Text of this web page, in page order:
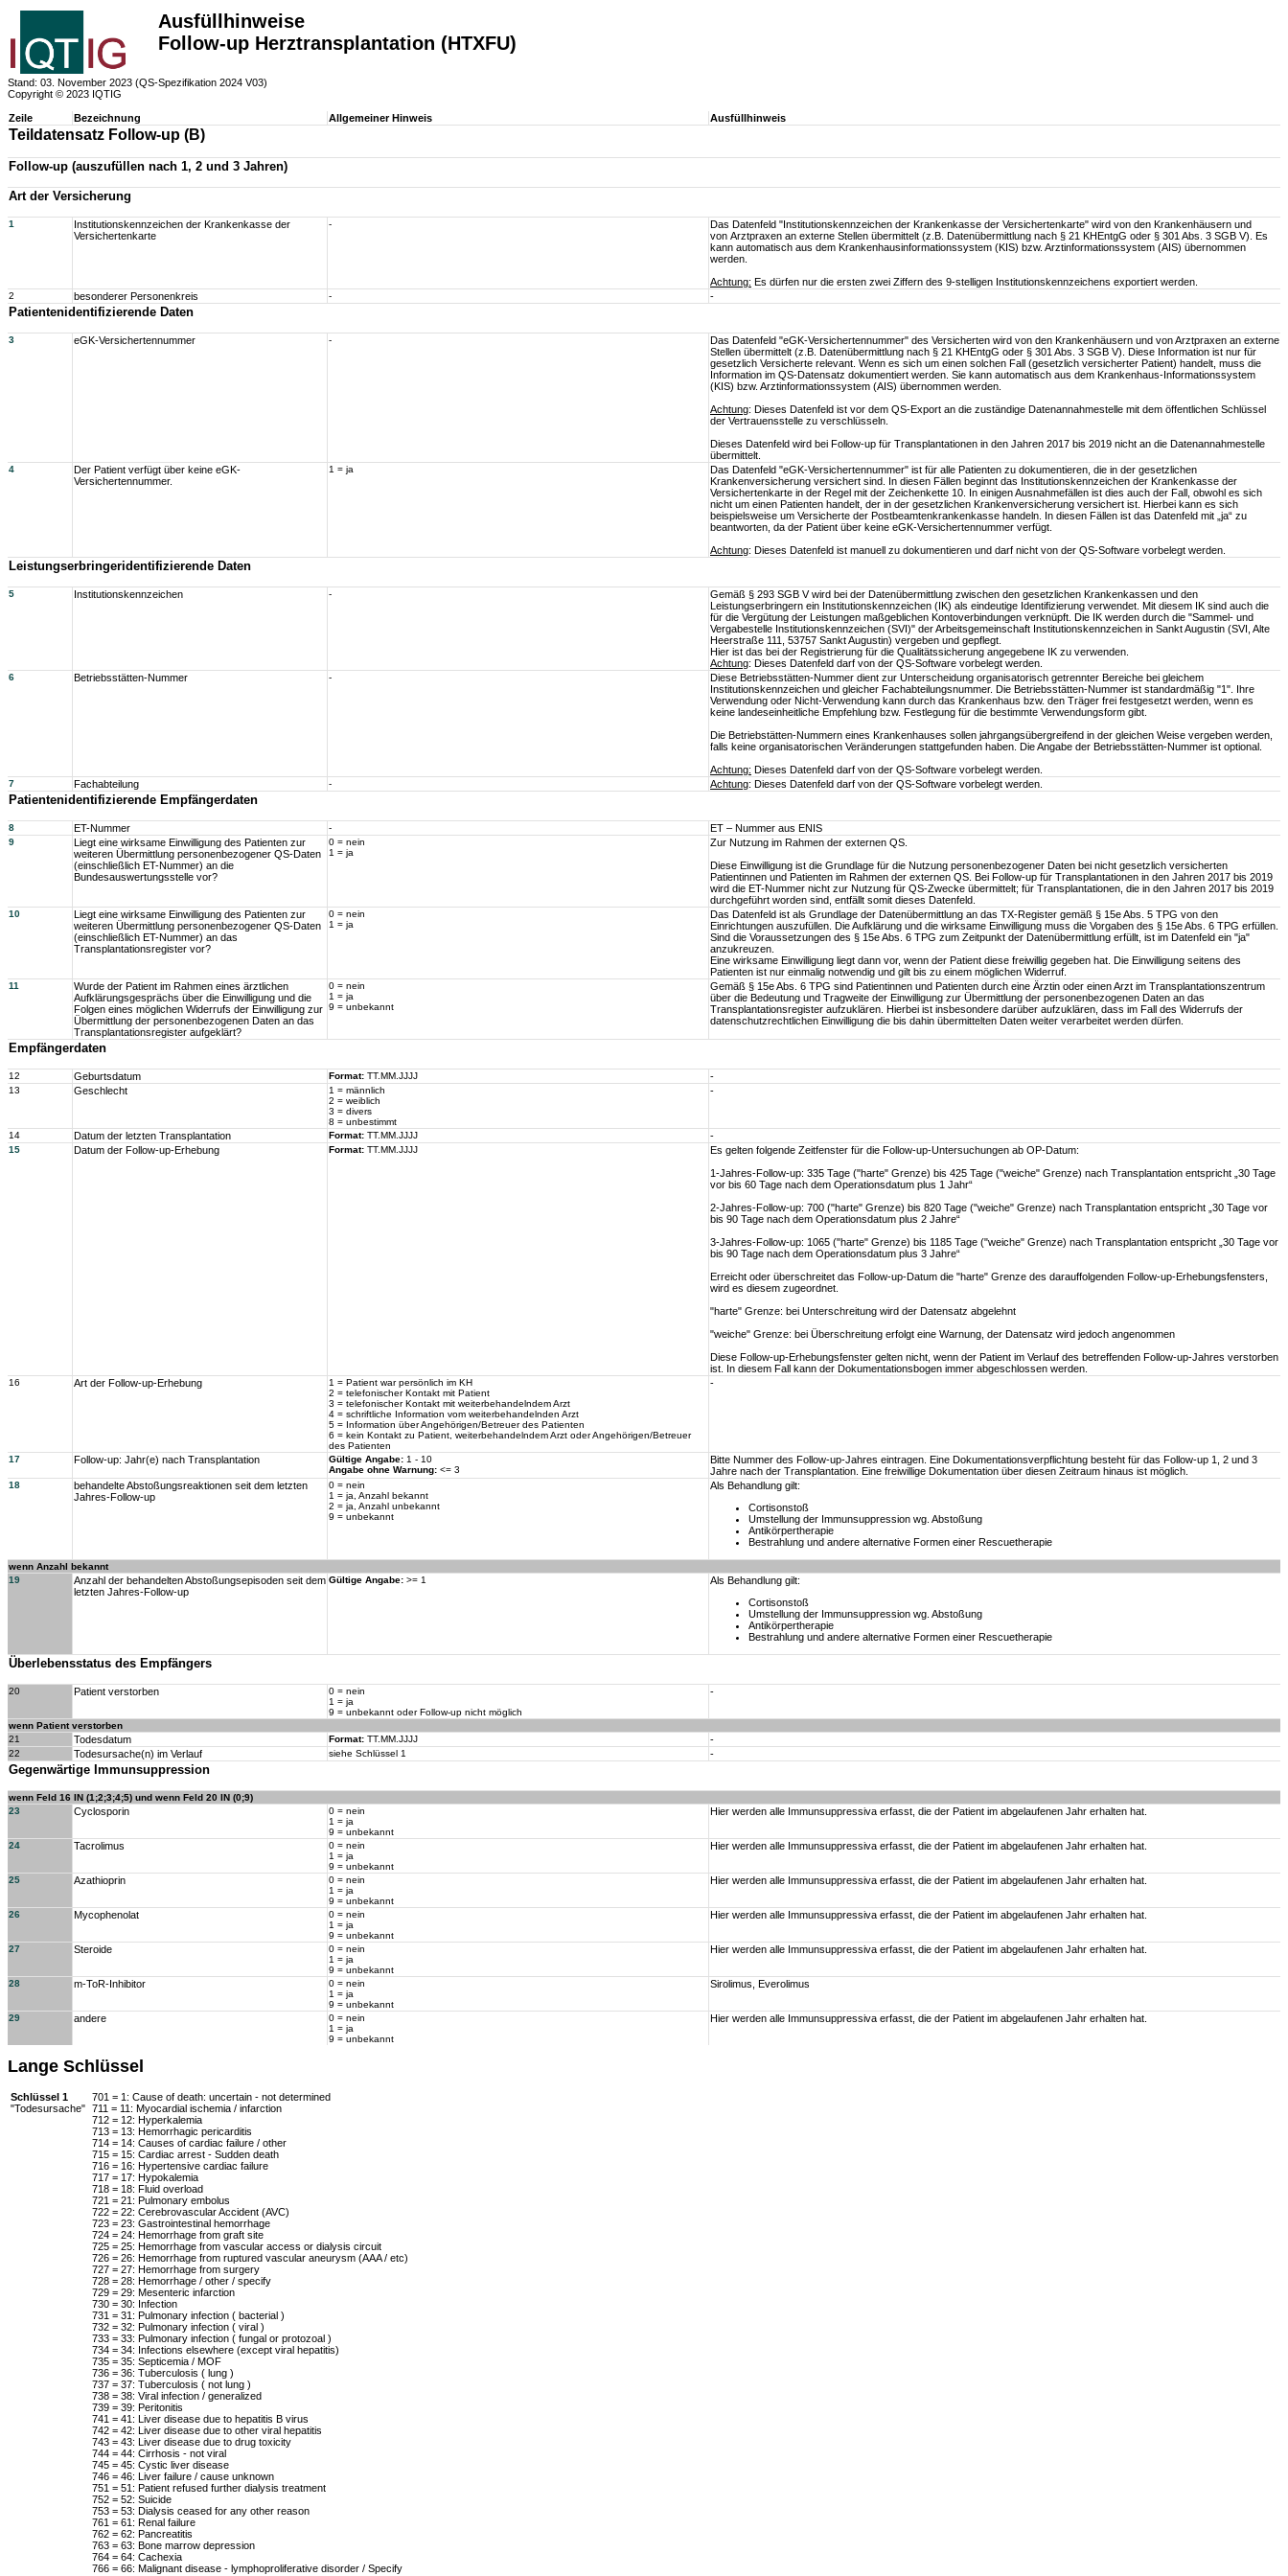
Ausfüllhinweise
Follow-up Herztransplantation (HTXFU)
Stand: 03. November 2023 (QS-Spezifikation 2024 V03)
Copyright © 2023 IQTIG
Zeile Bezeichnung Allgemeiner Hinweis Ausfüllhinweis
Teildatensatz Follow-up (B)
Follow-up (auszufüllen nach 1, 2 und 3 Jahren)
Art der Versicherung
1
Institutionskennzeichen der Krankenkasse der
Versichertenkarte
-
Das Datenfeld "Institutionskennzeichen der Krankenkasse der Versichertenkarte" wird von den Krankenhäusern und
von Arztpraxen an externe Stellen übermittelt (z.B. Datenübermittlung nach § 21 KHEntgG oder § 301 Abs. 3 SGB V). Es
kann automatisch aus dem Krankenhausinformationssystem (KIS) bzw. Arztinformationssystem (AIS) übernommen
werden.
Achtung: Es dürfen nur die ersten zwei Ziffern des 9-stelligen Institutionskennzeichens exportiert werden.
2 besonderer Personenkreis - -
Patientenidentifizierende Daten
3 eGK-Versichertennummer -
Das Datenfeld "eGK-Versichertennummer" des Versicherten wird von den Krankenhäusern und von Arztpraxen an externe
Stellen übermittelt (z.B. Datenübermittlung nach § 21 KHEntgG oder § 301 Abs. 3 SGB V). Diese Information ist nur für
gesetzlich Versicherte relevant. Wenn es sich um einen solchen Fall (gesetzlich versicherter Patient) handelt, muss die
Information im QS-Datensatz dokumentiert werden. Sie kann automatisch aus dem Krankenhaus-Informationssystem
(KIS) bzw. Arztinformationssystem (AIS) übernommen werden.
Achtung: Dieses Datenfeld ist vor dem QS-Export an die zuständige Datenannahmestelle mit dem öffentlichen Schlüssel
der Vertrauensstelle zu verschlüsseln.
Dieses Datenfeld wird bei Follow-up für Transplantationen in den Jahren 2017 bis 2019 nicht an die Datenannahmestelle
übermittelt.
4
Der Patient verfügt über keine eGK-
Versichertennummer.
1 = ja
Das Datenfeld "eGK-Versichertennummer" ist für alle Patienten zu dokumentieren, die in der gesetzlichen
Krankenversicherung versichert sind. In diesen Fällen beginnt das Institutionskennzeichen der Krankenkasse der
Versichertenkarte in der Regel mit der Zeichenkette 10. In einigen Ausnahmefällen ist dies auch der Fall, obwohl es sich
nicht um einen Patienten handelt, der in der gesetzlichen Krankenversicherung versichert ist. Hierbei kann es sich
beispielsweise um Versicherte der Postbeamtenkrankenkasse handeln. In diesen Fällen ist das Datenfeld mit „ja“ zu
beantworten, da der Patient über keine eGK-Versichertennummer verfügt.
Achtung: Dieses Datenfeld ist manuell zu dokumentieren und darf nicht von der QS-Software vorbelegt werden.
Leistungserbringeridentifizierende Daten
5 Institutionskennzeichen -
Gemäß § 293 SGB V wird bei der Datenübermittlung zwischen den gesetzlichen Krankenkassen und den
Leistungserbringern ein Institutionskennzeichen (IK) als eindeutige Identifizierung verwendet. Mit diesem IK sind auch die
für die Vergütung der Leistungen maßgeblichen Kontoverbindungen verknüpft. Die IK werden durch die "Sammel- und
Vergabestelle Institutionskennzeichen (SVI)" der Arbeitsgemeinschaft Institutionskennzeichen in Sankt Augustin (SVI, Alte
Heerstraße 111, 53757 Sankt Augustin) vergeben und gepflegt.
Hier ist das bei der Registrierung für die Qualitätssicherung angegebene IK zu verwenden.
Achtung: Dieses Datenfeld darf von der QS-Software vorbelegt werden.
6 Betriebsstätten-Nummer -
Diese Betriebsstätten-Nummer dient zur Unterscheidung organisatorisch getrennter Bereiche bei gleichem
Institutionskennzeichen und gleicher Fachabteilungsnummer. Die Betriebsstätten-Nummer ist standardmäßig "1". Ihre
Verwendung oder Nicht-Verwendung kann durch das Krankenhaus bzw. den Träger frei festgesetzt werden, wenn es
keine landeseinheitliche Empfehlung bzw. Festlegung für die bestimmte Verwendungsform gibt.
Die Betriebstätten-Nummern eines Krankenhauses sollen jahrgangsübergreifend in der gleichen Weise vergeben werden,
falls keine organisatorischen Veränderungen stattgefunden haben. Die Angabe der Betriebsstätten-Nummer ist optional.
Achtung: Dieses Datenfeld darf von der QS-Software vorbelegt werden.
7 Fachabteilung - Achtung: Dieses Datenfeld darf von der QS-Software vorbelegt werden.
Patientenidentifizierende Empfängerdaten
8 ET-Nummer - ET – Nummer aus ENIS
9
Liegt eine wirksame Einwilligung des Patienten zur
weiteren Übermittlung personenbezogener QS-Daten
(einschließlich ET-Nummer) an die
Bundesauswertungsstelle vor?
0 = nein
1 = ja
Zur Nutzung im Rahmen der externen QS.
Diese Einwilligung ist die Grundlage für die Nutzung personenbezogener Daten bei nicht gesetzlich versicherten
Patientinnen und Patienten im Rahmen der externen QS. Bei Follow-up für Transplantationen in den Jahren 2017 bis 2019
wird die ET-Nummer nicht zur Nutzung für QS-Zwecke übermittelt; für Transplantationen, die in den Jahren 2017 bis 2019
durchgeführt worden sind, entfällt somit dieses Datenfeld.
10
Liegt eine wirksame Einwilligung des Patienten zur
weiteren Übermittlung personenbezogener QS-Daten
(einschließlich ET-Nummer) an das
Transplantationsregister vor?
0 = nein
1 = ja
Das Datenfeld ist als Grundlage der Datenübermittlung an das TX-Register gemäß § 15e Abs. 5 TPG von den
Einrichtungen auszufüllen. Die Aufklärung und die wirksame Einwilligung muss die Vorgaben des § 15e Abs. 6 TPG erfüllen.
Sind die Voraussetzungen des § 15e Abs. 6 TPG zum Zeitpunkt der Datenübermittlung erfüllt, ist im Datenfeld ein "ja"
anzukreuzen.
Eine wirksame Einwilligung liegt dann vor, wenn der Patient diese freiwillig gegeben hat. Die Einwilligung seitens des
Patienten ist nur einmalig notwendig und gilt bis zu einem möglichen Widerruf.
11
Wurde der Patient im Rahmen eines ärztlichen
Aufklärungsgesprächs über die Einwilligung und die
Folgen eines möglichen Widerrufs der Einwilligung zur
Übermittlung der personenbezogenen Daten an das
Transplantationsregister aufgeklärt?
0 = nein
1 = ja
9 = unbekannt
Gemäß § 15e Abs. 6 TPG sind Patientinnen und Patienten durch eine Ärztin oder einen Arzt im Transplantationszentrum
über die Bedeutung und Tragweite der Einwilligung zur Übermittlung der personenbezogenen Daten an das
Transplantationsregister aufzuklären. Hierbei ist insbesondere darüber aufzuklären, dass im Fall des Widerrufs der
datenschutzrechtlichen Einwilligung die bis dahin übermittelten Daten weiter verarbeitet werden dürfen.
Empfängerdaten
12 Geburtsdatum Format: TT.MM.JJJJ -
13 Geschlecht
1 = männlich
2 = weiblich
3 = divers
8 = unbestimmt
-
14 Datum der letzten Transplantation Format: TT.MM.JJJJ -
15 Datum der Follow-up-Erhebung Format: TT.MM.JJJJ
Es gelten folgende Zeitfenster für die Follow-up-Untersuchungen ab OP-Datum:
1-Jahres-Follow-up: 335 Tage ("harte" Grenze) bis 425 Tage ("weiche" Grenze) nach Transplantation entspricht „30 Tage
vor bis 60 Tage nach dem Operationsdatum plus 1 Jahr“
2-Jahres-Follow-up: 700 ("harte" Grenze) bis 820 Tage ("weiche" Grenze) nach Transplantation entspricht „30 Tage vor
bis 90 Tage nach dem Operationsdatum plus 2 Jahre“
3-Jahres-Follow-up: 1065 ("harte" Grenze) bis 1185 Tage ("weiche" Grenze) nach Transplantation entspricht „30 Tage vor
bis 90 Tage nach dem Operationsdatum plus 3 Jahre“
Erreicht oder überschreitet das Follow-up-Datum die "harte" Grenze des darauffolgenden Follow-up-Erhebungsfensters,
wird es diesem zugeordnet.
"harte" Grenze: bei Unterschreitung wird der Datensatz abgelehnt
"weiche" Grenze: bei Überschreitung erfolgt eine Warnung, der Datensatz wird jedoch angenommen
Diese Follow-up-Erhebungsfenster gelten nicht, wenn der Patient im Verlauf des betreffenden Follow-up-Jahres verstorben
ist. In diesem Fall kann der Dokumentationsbogen immer abgeschlossen werden.
16 Art der Follow-up-Erhebung
1 = Patient war persönlich im KH
2 = telefonischer Kontakt mit Patient
3 = telefonischer Kontakt mit weiterbehandelndem Arzt
4 = schriftliche Information vom weiterbehandelnden Arzt
5 = Information über Angehörigen/Betreuer des Patienten
6 = kein Kontakt zu Patient, weiterbehandelndem Arzt oder Angehörigen/Betreuer
des Patienten
-
17 Follow-up: Jahr(e) nach Transplantation Gültige Angabe: 1 - 10
Angabe ohne Warnung: <= 3
Bitte Nummer des Follow-up-Jahres eintragen. Eine Dokumentationsverpflichtung besteht für das Follow-up 1, 2 und 3
Jahre nach der Transplantation. Eine freiwillige Dokumentation über diesen Zeitraum hinaus ist möglich.
18
behandelte Abstoßungsreaktionen seit dem letzten
Jahres-Follow-up
0 = nein
1 = ja, Anzahl bekannt
2 = ja, Anzahl unbekannt
9 = unbekannt
Als Behandlung gilt:
Cortisonstoß
Umstellung der Immunsuppression wg. Abstoßung
Antikörpertherapie
Bestrahlung und andere alternative Formen einer Rescuetherapie
wenn Anzahl bekannt
19
Anzahl der behandelten Abstoßungsepisoden seit dem
letzten Jahres-Follow-up
Gültige Angabe: >= 1
Als Behandlung gilt:
Cortisonstoß
Umstellung der Immunsuppression wg. Abstoßung
Antikörpertherapie
Bestrahlung und andere alternative Formen einer Rescuetherapie
Überlebensstatus des Empfängers
20 Patient verstorben
0 = nein
1 = ja
9 = unbekannt oder Follow-up nicht möglich
-
wenn Patient verstorben
21
Todesdatum Format: TT.MM.JJJJ -
22 Todesursache(n) im Verlauf siehe Schlüssel 1 -
Gegenwärtige Immunsuppression
wenn Feld 16 IN (1;2;3;4;5) und wenn Feld 20 IN (0;9)
23
Cyclosporin
0 = nein
1 = ja
9 = unbekannt
Hier werden alle Immunsuppressiva erfasst, die der Patient im abgelaufenen Jahr erhalten hat.
24 Tacrolimus
0 = nein
1 = ja
9 = unbekannt
Hier werden alle Immunsuppressiva erfasst, die der Patient im abgelaufenen Jahr erhalten hat.
25 Azathioprin
0 = nein
1 = ja
9 = unbekannt
Hier werden alle Immunsuppressiva erfasst, die der Patient im abgelaufenen Jahr erhalten hat.
26 Mycophenolat
0 = nein
1 = ja
9 = unbekannt
Hier werden alle Immunsuppressiva erfasst, die der Patient im abgelaufenen Jahr erhalten hat.
27 Steroide
0 = nein
1 = ja
9 = unbekannt
Hier werden alle Immunsuppressiva erfasst, die der Patient im abgelaufenen Jahr erhalten hat.
28 m-ToR-Inhibitor
0 = nein
1 = ja
9 = unbekannt
Sirolimus, Everolimus
29 andere
0 = nein
1 = ja
9 = unbekannt
Hier werden alle Immunsuppressiva erfasst, die der Patient im abgelaufenen Jahr erhalten hat.
Lange Schlüssel
Schlüssel 1
"Todesursache"
701 = 1: Cause of death: uncertain - not determined
711 = 11: Myocardial ischemia / infarction
712 = 12: Hyperkalemia
713 = 13: Hemorrhagic pericarditis
714 = 14: Causes of cardiac failure / other
715 = 15: Cardiac arrest - Sudden death
716 = 16: Hypertensive cardiac failure
717 = 17: Hypokalemia
718 = 18: Fluid overload
721 = 21: Pulmonary embolus
722 = 22: Cerebrovascular Accident (AVC)
723 = 23: Gastrointestinal hemorrhage
724 = 24: Hemorrhage from graft site
725 = 25: Hemorrhage from vascular access or dialysis circuit
726 = 26: Hemorrhage from ruptured vascular aneurysm (AAA / etc)
727 = 27: Hemorrhage from surgery
728 = 28: Hemorrhage / other / specify
729 = 29: Mesenteric infarction
730 = 30: Infection
731 = 31: Pulmonary infection ( bacterial )
732 = 32: Pulmonary infection ( viral )
733 = 33: Pulmonary infection ( fungal or protozoal )
734 = 34: Infections elsewhere (except viral hepatitis)
735 = 35: Septicemia / MOF
736 = 36: Tuberculosis ( lung )
737 = 37: Tuberculosis ( not lung )
738 = 38: Viral infection / generalized
739 = 39: Peritonitis
741 = 41: Liver disease due to hepatitis B virus
742 = 42: Liver disease due to other viral hepatitis
743 = 43: Liver disease due to drug toxicity
744 = 44: Cirrhosis - not viral
745 = 45: Cystic liver disease
746 = 46: Liver failure / cause unknown
751 = 51: Patient refused further dialysis treatment
752 = 52: Suicide
753 = 53: Dialysis ceased for any other reason
761 = 61: Renal failure
762 = 62: Pancreatitis
763 = 63: Bone marrow depression
764 = 64: Cachexia
766 = 66: Malignant disease - lymphoproliferative disorder / Specify